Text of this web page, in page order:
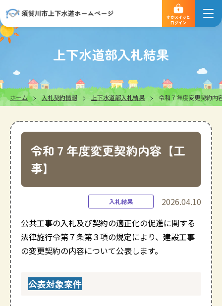
すかスイッと
ログイン
上下水道部入札結果
ホーム 入札契約情報 上下水道部入札結果 令和７年度変更契約内
令和７年度変更契約内容【工
事】
入札結果
2026.04.10
公共工事の入札及び契約の適正化の促進に関する
法律施行令第７条第３項の規定により、建設工事
の変更契約の内容について公表します。
公表対象案件